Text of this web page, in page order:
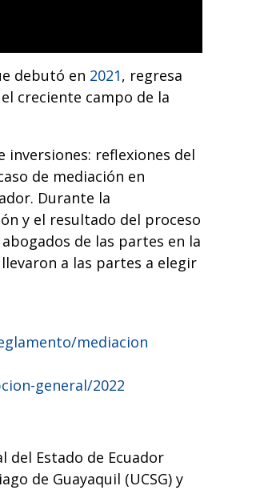
debutó en 2021, regresa
creciente campo de la
inversiones: reflexiones del
de mediación en
Durante la
y el resultado del proceso
de las partes en la
a las partes a elegir
mediacion
general/2022
del Estado de Ecuador
de Guayaquil (UCSG) y